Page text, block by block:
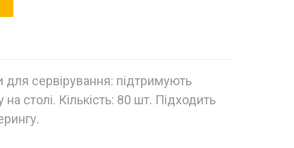
сервірування: підтримують
на столі. Кількість: 80 шт. Підходить